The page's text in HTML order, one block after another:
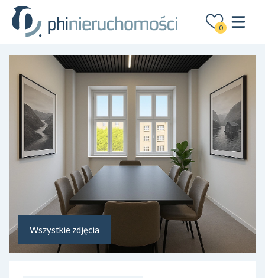
0
Wszystkie zdjęcia